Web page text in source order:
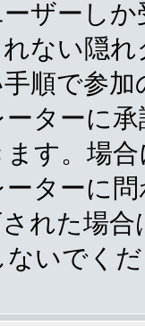
ザーし
ない隠
順で参
ターに
す。場
ターに
れた場
いでく